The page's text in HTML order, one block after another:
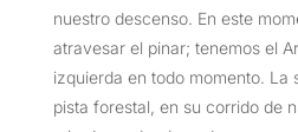
nuestro descenso. En este
atravesar el pinar; tenemos el
izquierda en todo momento. La
pista forestal, en su corrido de